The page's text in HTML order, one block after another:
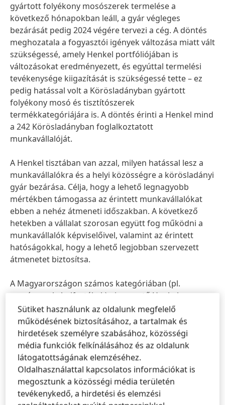
gyártott folyékony mosószerek termelése a
következő hónapokban leáll, a gyár végleges
bezárását pedig 2024 végére tervezi a cég. A döntés
meghozatala a fogyasztói igények változása miatt vált
szükségessé, amely Henkel portfóliójában is
változásokat eredményezett, és egyúttal termelési
tevékenysége kiigazítását is szükségessé tette – ez
pedig hatással volt a Körösladányban gyártott
folyékony mosó és tisztítószerek
termékkategóriájára is. A döntés érinti a Henkel mind
a 242 Körösladányban foglalkoztatott
munkavállalóját.
A Henkel tisztában van azzal, milyen hatással lesz a
munkavállalókra és a helyi közösségre a körösladányi
gyár bezárása. Célja, hogy a lehető legnagyobb
mértékben támogassa az érintett munkavállalókat
ebben a nehéz átmeneti időszakban. A következő
hetekben a vállalat szorosan együtt fog működni a
munkavállalók képviselőivel, valamint az érintett
hatóságokkal, hogy a lehető legjobban szervezett
átmenetet biztosítsa.
A Magyarországon számos kategóriában (pl.
mosószerek, hajfestékek) piacvezető Henkel
Consumer Brands üzletág piaci jelenlétét nem érinti
ez a konszolidáció, mivel a Körösladányban gyártott
termékeket alapvetően nem Magyarországon
értékesítik, hanem más európai országokba szállítják.
A Henkel a jövőben magyarországi termelői
tevékenységét a környei gyárára fogja koncentrálni,
Sütiket használunk az oldalunk megfelelő
működésének biztosításához, a tartalmak és
hirdetések személyre szabásához, közösségi
média funkciók felkínálásához és az oldalunk
látogatottságának elemzéséhez.
Oldalhasználattal kapcsolatos információkat is
megosztunk a közösségi média területén
tevékenykedő, a hirdetési és elemzési